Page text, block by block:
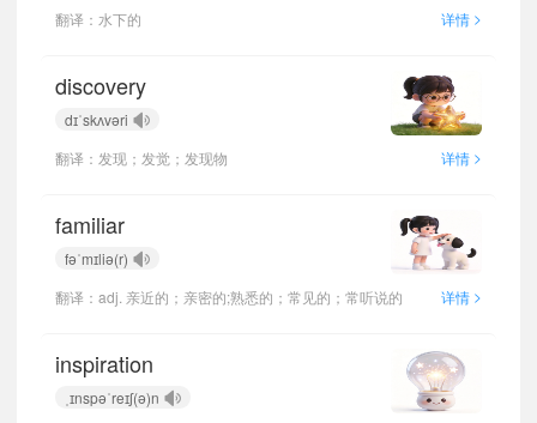
翻译：水下的
详情 >
discovery
dɪˈskʌvəri
翻译：发现；发觉；发现物
详情 >
familiar
fəˈmɪliə(r)
翻译：adj. 亲近的；亲密的;熟悉的；常见的；常听说的
详情 >
inspiration
ˌɪnspəˈreɪʃ(ə)n